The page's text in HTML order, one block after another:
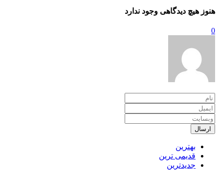
هنوز هیچ دیدگاهی وجود ندارد
0
ارسال
بهترین
قدیمی ترین
جدیدترین